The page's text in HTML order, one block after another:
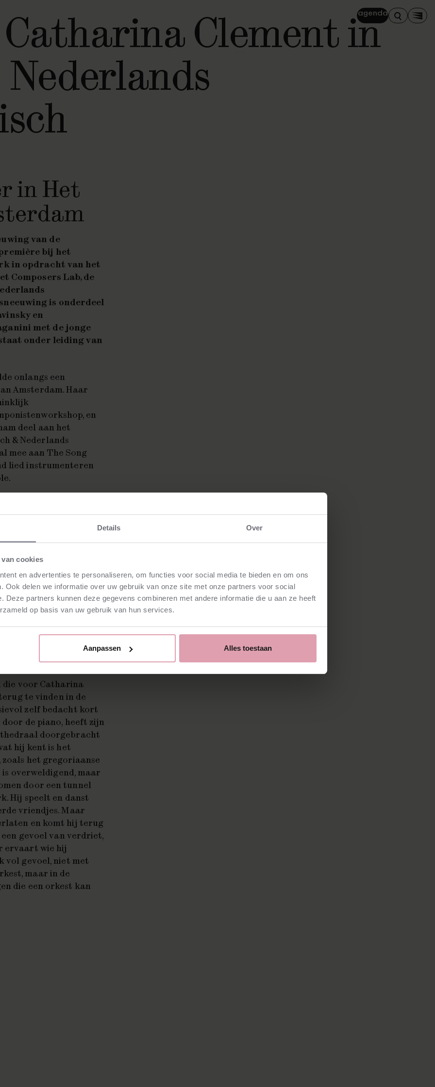
Details Over
cookies
en advertenties te personaliseren, om functies voor social media te bieden en om ons
Ook delen we informatie over uw gebruik van onze site met onze partners voor social
Deze partners kunnen deze gegevens combineren met andere informatie die u aan ze heeft
op basis van uw gebruik van hun services.
Aanpassen Alles toestaan
agenda
Zoeken
Clement in
in Het
van de
bij het
in opdracht van het
Composers Lab, de
is onderdeel
en
met de jonge
onder leiding van
onlangs een
Amsterdam. Haar
en
deel aan het
& Nederlands
mee aan The Song
lied instrumenteren
is al de derde
compositie voor
Ramin Amin
van Clement is de
de
die voor Catharina
te vinden in de
zelf bedacht kort
de piano, heeft zijn
doorgebracht
hij kent is het
het gregoriaanse
overweldigend, maar
door een tunnel
Hij speelt en danst
vriendjes. Maar
en komt hij terug
gevoel van verdriet,
ervaart wie hij
vol gevoel, niet met
maar in de
die een orkest kan